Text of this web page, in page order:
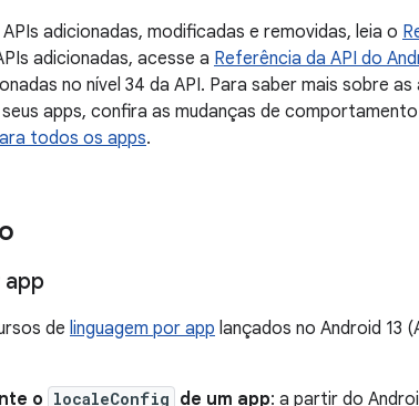
adicionadas, modificadas e removidas, leia o
adicionadas, acesse a Referência da API do
no nível 34 da API. Para saber mais sobre as
apps, confira as mudanças de
todos os apps.
app
de linguagem por app lançados no Android 13
o localeConfig de um app: a partir do